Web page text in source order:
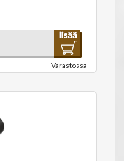
Varastossa